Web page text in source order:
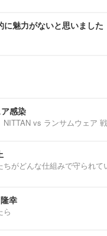
魅力がないと思いました
感染
vs ランサムウェア
がどんな仕組みで守られ
幸
ら